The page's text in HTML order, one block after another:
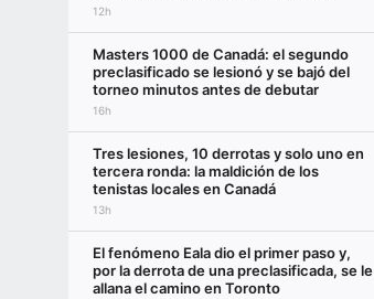
12h
Masters 1000 de Canadá: el segundo
preclasificado se lesionó y se bajó del
torneo minutos antes de debutar
16h
Tres lesiones, 10 derrotas y solo uno en
tercera ronda: la maldición de los
tenistas locales en Canadá
13h
El fenómeno Eala dio el primer paso y,
por la derrota de una preclasificada, se le
allana el camino en Toronto